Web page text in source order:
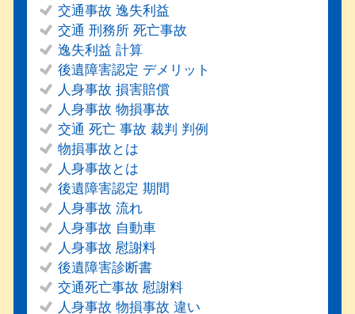
交通事故 逸失利益
交通 刑務所 死亡事故
逸失利益 計算
後遺障害認定 デメリット
人身事故 損害賠償
人身事故 物損事故
交通 死亡 事故 裁判 判例
物損事故とは
人身事故とは
後遺障害認定 期間
人身事故 流れ
人身事故 自動車
人身事故 慰謝料
後遺障害診断書
交通死亡事故 慰謝料
人身事故 物損事故 違い